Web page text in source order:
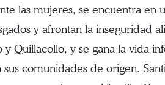
las mujeres, se encuentra en
y afrontan la inseguridad
Quillacollo, y se gana la vida
comunidades de origen.